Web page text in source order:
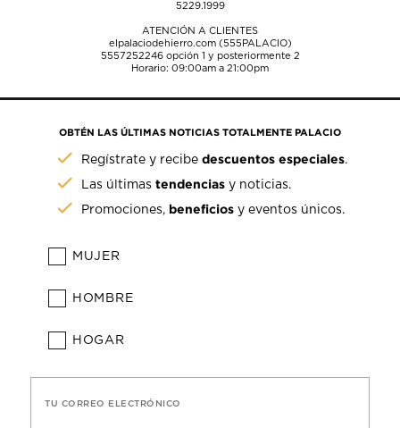
5229.1999
ATENCIÓN A CLIENTES
elpalaciodehierro.com (555PALACIO)
5557252246opción 1 y posteriormente 2
Horario: 09:00am a 21:00pm
OBTÉN LAS ÚLTIMAS NOTICIAS TOTALMENTE PALACIO
Regístrate y recibedescuentos especiales.
Las últimastendencias y noticias.
Promociones, beneficios y eventos únicos.
MUJER
HOMBRE
HOGAR
TU CORREO ELECTRÓNICO